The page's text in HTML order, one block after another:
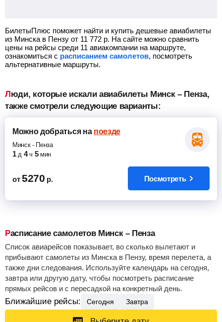
БилетыПлюс поможет найти и купить дешевые авиабилеты
из Минска в Пензу от 11 772 р. На сайте можно сравнить
цены на рейсы среди 11 авиакомпании на маршруте,
ознакомиться с расписанием самолетов, посмотреть
альтернативные маршруты.
Люди, которые искали авиабилеты Минск – Пенза,
также смотрели следующие варианты:
Можно добратьсяна поезде
Минск- Пенза
1 д 4 ч 5 мин
от 5270 р. Посмотреть
Расписание самолетов Минск – Пенза
Список авиарейсов показывает, во сколько вылетают и
прибывают самолеты из Минска в Пензу, время перелета, а
также дни следования. Используйте календарь на сегодня,
завтра или другую дату, чтобы посмотреть расписание
прямых рейсов и с пересадкой на конкретный день.
Ближайшие рейсы: Сегодня Завтра